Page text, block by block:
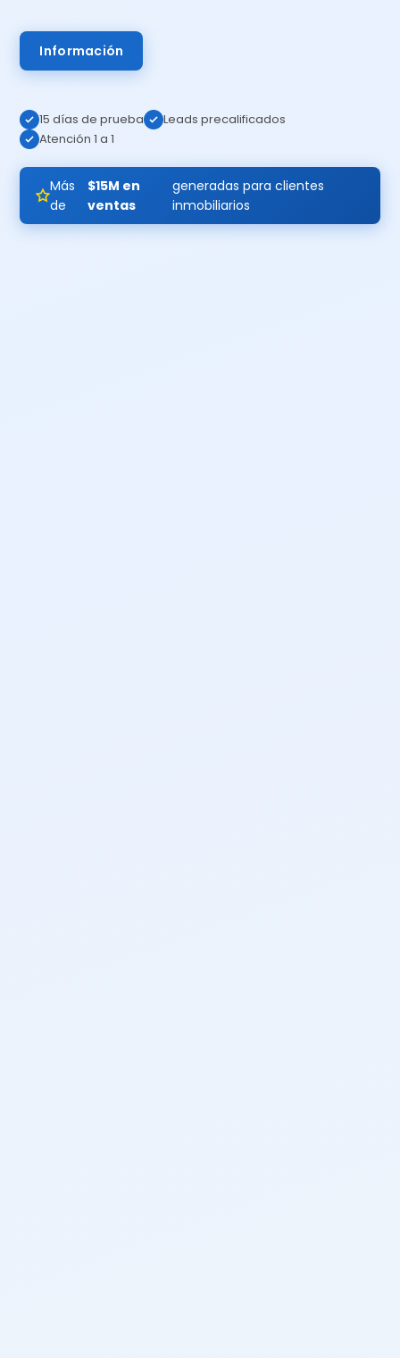
Información
15 días de prueba
Leads precalificados
Atención 1 a 1
Más
de
$15M en
ventas
generadas para clientes
inmobiliarios